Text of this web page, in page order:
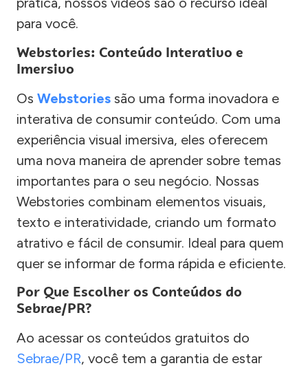
para você.
Webstories: Conteúdo Interativo e
Imersivo
Os Webstories são uma forma inovadora e
interativa de consumir conteúdo. Com uma
experiência visual imersiva, eles oferecem
uma nova maneira de aprender sobre temas
importantes para o seu negócio. Nossas
Webstories combinam elementos visuais,
texto e interatividade, criando um formato
atrativo e fácil de consumir. Ideal para quem
quer se informar de forma rápida e eficiente.
Por Que Escolher os Conteúdos do
Sebrae/PR?
Ao acessar os conteúdos gratuitos do
Sebrae/PR, você tem a garantia de estar